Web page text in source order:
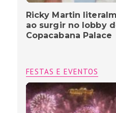
Ricky Martin
ao surgir no lobby
Copacabana Palace
FESTAS E EVENTOS